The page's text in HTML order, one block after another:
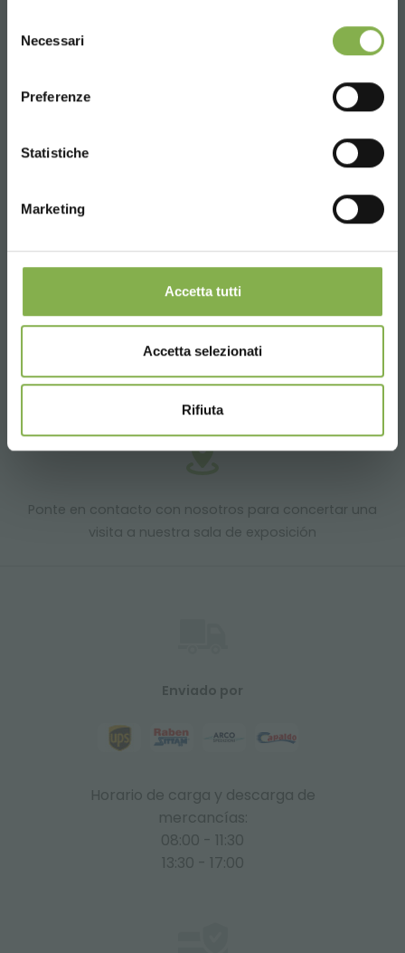
delNecessari
Preferenze
Statistiche
Marketing
Accetta tutti
Accetta selezionati
Rifiuta
Proyectos a medida para áreas de venta de plantas
y flores.
Ponte en contacto con nosotros para concertar una
visita a nuestra sala de exposición
Enviado por
Horario de carga y descarga de
mercancías:
08:00 - 11:30
13:30 - 17:00